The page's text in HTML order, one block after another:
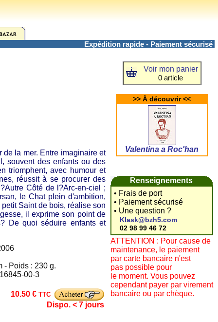
Expédition rapide - Paiement sécurisé
la mer. Entre imaginaire et
souvent des enfants ou des
triomphent, avec humour et
réussit à se procurer des
Côté de l?Arc-en-ciel ;
le Chat plein d'ambition,
Saint de bois, réalise son
il exprime son point de
De quoi séduire enfants et
- Poids : 230 g.
00-3
10.50 € TTC
Dispo. < 7 jours
Voir mon panier
0 article
>> À découvrir <<
Valentina a Roc'han
Renseignements
• Frais de port
• Paiement sécurisé
• Une question ?
Klask@bzh5.com
02 98 99 46 72
ATTENTION : Pour cause de
maintenance, le paiement
par carte bancaire n'est
pas possible pour
le moment. Vous pouvez
cependant payer par virement
bancaire ou par chèque.